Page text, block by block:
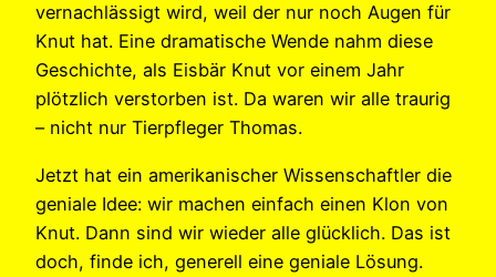
vernachlässigt wird, weil der nur noch Augen für
Knut hat. Eine dramatische Wende nahm diese
Geschichte, als Eisbär Knut vor einem Jahr
plötzlich verstorben ist. Da waren wir alle traurig
– nicht nur Tierpfleger Thomas.
Jetzt hat ein amerikanischer Wissenschaftler die
geniale Idee: wir machen einfach einen Klon von
Knut. Dann sind wir wieder alle glücklich. Das ist
doch, finde ich, generell eine geniale Lösung.